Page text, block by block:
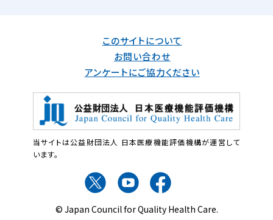
このサイトについて
お問い合わせ
アンケートにご協力ください
当サイトは公益財団法人 日本医療機能評価機構が運営して
います。
© Japan Council for Quality Health Care.